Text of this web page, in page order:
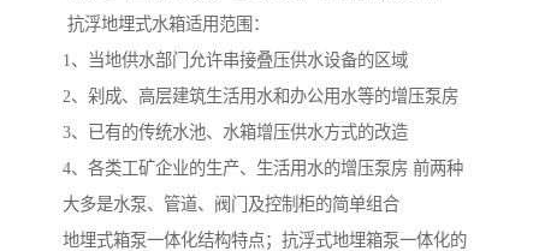
抗浮地埋式水箱适用范围：
1、当地供水部门允许串接叠压供水设备的区域
2、剁成、高层建筑生活用水和办公用水等的增压泵房
3、已有的传统水池、水箱增压供水方式的改造
4、各类工矿企业的生产、生活用水的增压泵房 前两种
大多是水泵、管道、阀门及控制柜的简单组合
地埋式箱泵一体化结构特点；抗浮式地埋箱泵一体化的